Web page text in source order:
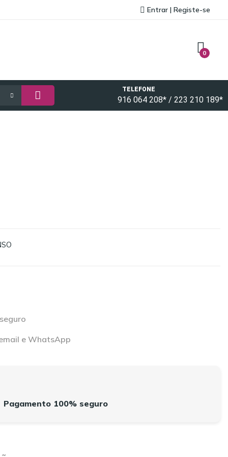
Entrar | Registe-se
0
TELEFONE
916 064 208* / 223 210 189*
e WhatsApp
Pagamento 100% seguro